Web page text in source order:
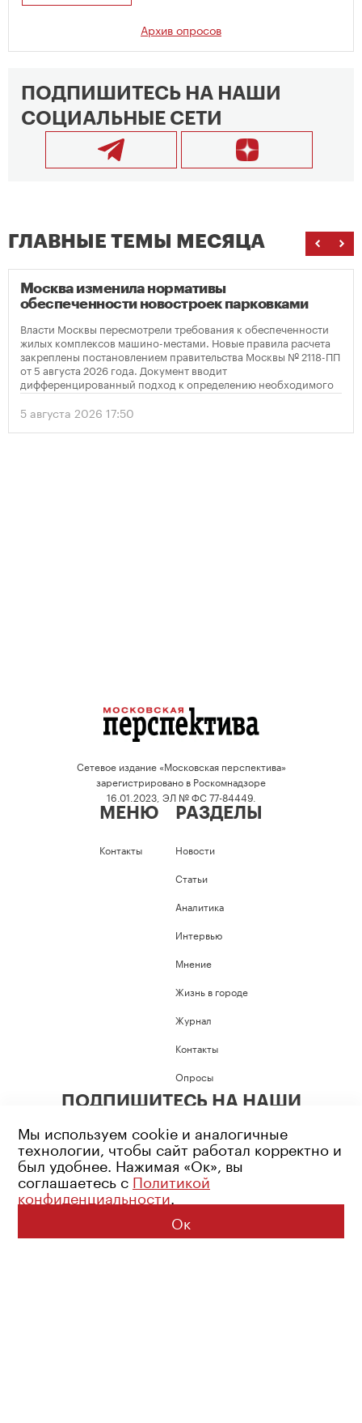
Архив опросов
ПОДПИШИТЕСЬ НА НАШИ
СОЦИАЛЬНЫЕ СЕТИ
ГЛАВНЫЕ ТЕМЫ МЕСЯЦА
Москва изменила нормативы
обеспеченности новостроек парковками
Власти Москвы пересмотрели требования к обеспеченности
жилых комплексов машино-местами. Новые правила расчета
закреплены постановлением правительства Москвы № 2118-ПП
от 5 августа 2026 года. Документ вводит
дифференцированный подход к определению необходимого
количества парковок в зависимости от площади квартир и
устанавливает переходный период для уже согласованных
проектов.
5 августа 2026 17:50
Сетевое издание «Московская перспектива»
зарегистрировано в Роскомнадзоре
16.01.2023, ЭЛ № ФС 77-84449.
МЕНЮ
Контакты
РАЗДЕЛЫ
Новости
Статьи
Аналитика
Интервью
Мнение
Жизнь в городе
Журнал
Контакты
Опросы
ПОДПИШИТЕСЬ НА НАШИ
Возрастное ограничение: 16+
Политика конфиденциальности
© 2026 Все права защищены
Мы используем cookie и аналогичные
технологии, чтобы сайт работал корректно и
был удобнее. Нажимая «Ок», вы
соглашаетесь с Политикой
конфиденциальности.
Ок